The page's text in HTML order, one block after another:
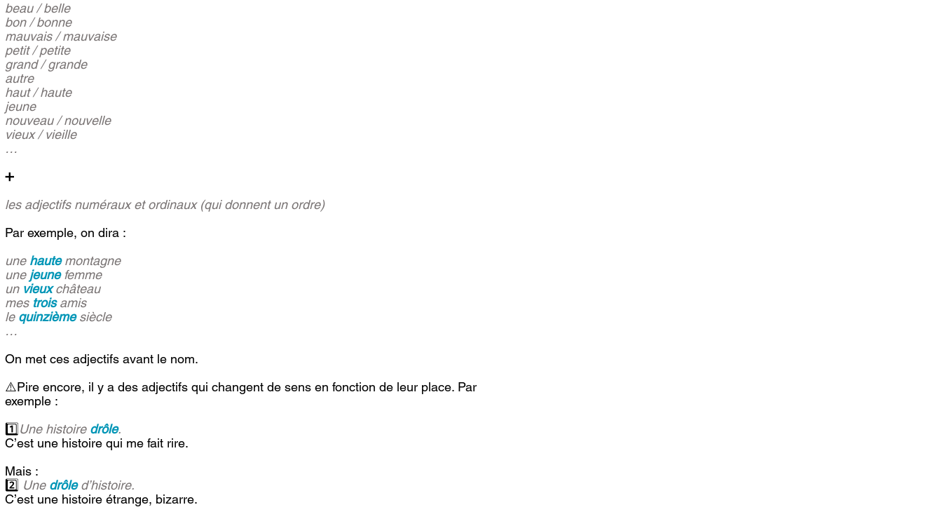
beau / belle
bon / bonne
mauvais / mauvaise
petit / petite
grand / grande
autre
haut / haute
jeune
nouveau / nouvelle
vieux / vieille
…
➕
les adjectifs numéraux et ordinaux (qui donnent un ordre)
Par exemple, on dira :
une haute montagne
une jeune femme
un vieux château
mes trois amis
le quinzième siècle
…
On met ces adjectifs avant le nom.
⚠️Pire encore, il y a des adjectifs qui changent de sens en fonction de leur place. Par
exemple :
1️⃣ Une histoire drôle.
C’est une histoire qui me fait rire.
Mais :
2️⃣ Une drôle d’histoire.
C’est une histoire étrange, bizarre.